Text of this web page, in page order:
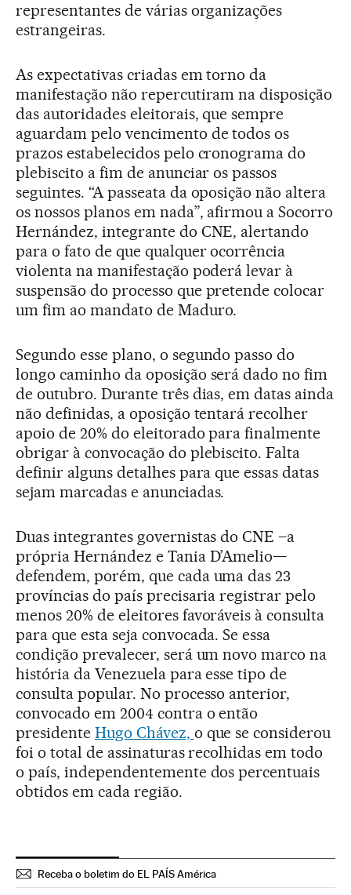
representantes de várias organizações
estrangeiras.
As expectativas criadas em torno da
manifestação não repercutiram na disposição
das autoridades eleitorais, que sempre
aguardam pelo vencimento de todos os
prazos estabelecidos pelo cronograma do
plebiscito a fim de anunciar os passos
seguintes. “A passeata da oposição não altera
os nossos planos em nada”, afirmou a Socorro
Hernández, integrante do CNE, alertando
para o fato de que qualquer ocorrência
violenta na manifestação poderá levar à
suspensão do processo que pretende colocar
um fim ao mandato de Maduro.
Segundo esse plano, o segundo passo do
longo caminho da oposição será dado no fim
de outubro. Durante três dias, em datas ainda
não definidas, a oposição tentará recolher
apoio de 20% do eleitorado para finalmente
obrigar à convocação do plebiscito. Falta
definir alguns detalhes para que essas datas
sejam marcadas e anunciadas.
Duas integrantes governistas do CNE –a
própria Hernández e Tania D’Amelio—
defendem, porém, que cada uma das 23
províncias do país precisaria registrar pelo
menos 20% de eleitores favoráveis à consulta
para que esta seja convocada. Se essa
condição prevalecer, será um novo marco na
história da Venezuela para esse tipo de
consulta popular. No processo anterior,
convocado em 2004 contra o então
presidente Hugo Chávez, o que se considerou
foi o total de assinaturas recolhidas em todo
o país, independentemente dos percentuais
obtidos em cada região.
Receba o boletim do EL PAÍS América